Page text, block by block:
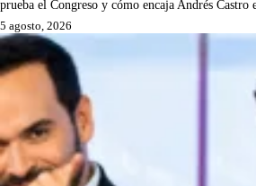
prueba el Congreso y cómo encaja Andrés Castro
5 agosto, 2026